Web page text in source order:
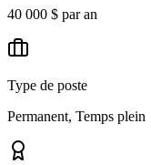
40 000 $ par an
Type de poste
Permanent, Temps plein